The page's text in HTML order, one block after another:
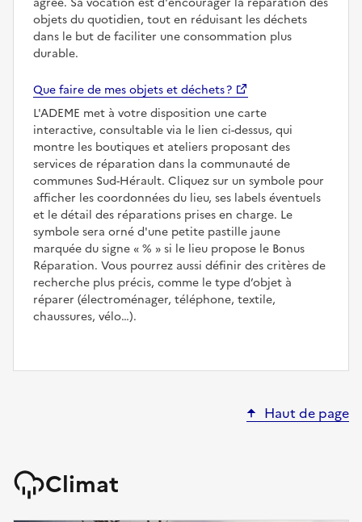
objets du quotidien, tout en réduisant les déchets
dans le but de faciliter une consommation plus
durable.
Que faire de mes objets et déchets ?
L'ADEME met à votre disposition une carte
interactive, consultable via le lien ci-dessus, qui
montre les boutiques et ateliers proposant des
services de réparation dans la communauté de
communes Sud-Hérault. Cliquez sur un symbole pour
afficher les coordonnées du lieu, ses labels éventuels
et le détail des réparations prises en charge. Le
symbole sera orné d'une petite pastille jaune
marquée du signe
%
si le lieu propose le Bonus
Réparation. Vous pourrez aussi définir des critères de
recherche plus précis, comme le type d’objet à
réparer (électroménager, téléphone, textile,
chaussures, vélo…).
Haut de page
Climat